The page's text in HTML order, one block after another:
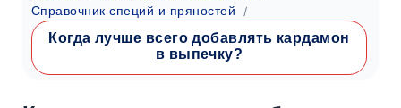
Справочник специй и пряностей
Когда лучше всего добавлять кардамон
в выпечку?